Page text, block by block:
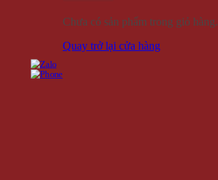
Chưa có sản phẩm trong giỏ hàng.
Quay trở lại cửa hàng